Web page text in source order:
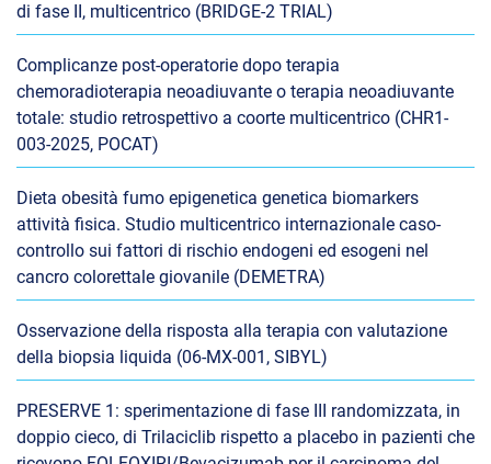
di fase II, multicentrico (BRIDGE-2 TRIAL)
Complicanze post-operatorie dopo terapia
chemoradioterapia neoadiuvante o terapia neoadiuvante
totale: studio retrospettivo a coorte multicentrico (CHR1-
003-2025, POCAT)
Dieta obesità fumo epigenetica genetica biomarkers
attività fisica. Studio multicentrico internazionale caso-
controllo sui fattori di rischio endogeni ed esogeni nel
cancro colorettale giovanile (DEMETRA)
Osservazione della risposta alla terapia con valutazione
della biopsia liquida (06-MX-001, SIBYL)
PRESERVE 1: sperimentazione di fase III randomizzata, in
doppio cieco, di Trilaciclib rispetto a placebo in pazienti che